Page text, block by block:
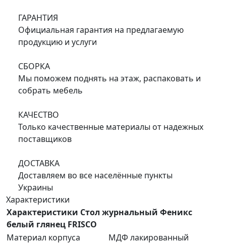
ГАРАНТИЯ
Официальная гарантия на предлагаемую
продукцию и услуги
СБОРКА
Мы поможем поднять на этаж, распаковать и
собрать мебель
КАЧЕСТВО
Только качественные материалы от надежных
поставщиков
ДОСТАВКА
Доставляем во все населённые пункты
Украины
Характеристики
Характеристики Стол журнальный Феникс
белый глянец FRISCO
Материал корпуса
МДФ лакированный